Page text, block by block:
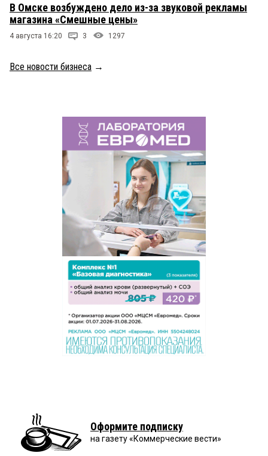
В Омске возбуждено дело из-за звуковой рекламы
магазина «Смешные цены»
4 августа 16:20 3 1297
Все новости бизнеса →
Оформите подписку
на газету «Коммерческие вести»